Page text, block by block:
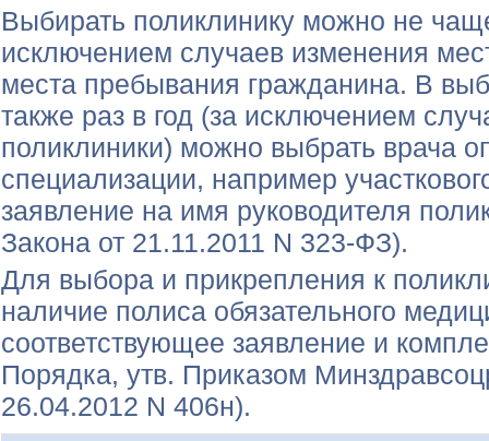
Выбирать поликлинику можно не
исключением случаев изменения
места пребывания гражданина. В
также раз в год (за исключением
поликлиники) можно выбрать врача
специализации, например
заявление на имя руководителя
Закона от 21.11.2011 N 323-ФЗ).
Для выбора и прикрепления к
наличие полиса обязательного
соответствующее заявление и
Порядка, утв. Приказом
26.04.2012 N 406н).